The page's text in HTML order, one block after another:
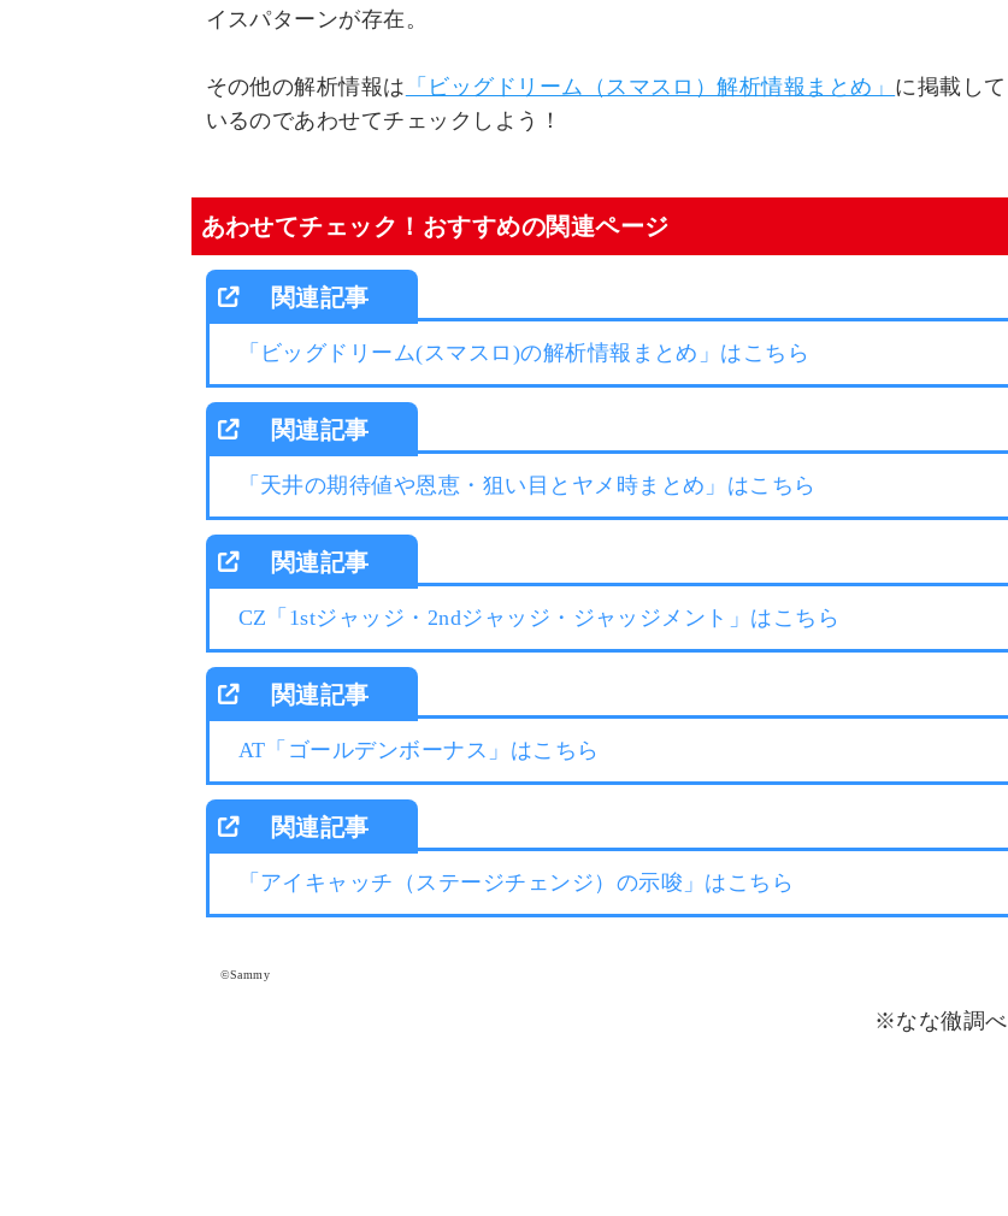
イスパターンが存在。
その他の解析情報は 「ビッグドリーム（スマスロ）解析情報まとめ」 に掲載して
いるのであわせてチェックしよう！
あわせてチェック！おすすめの関連ページ
「ビッグドリーム(スマスロ)の解析情報まとめ」はこちら
「天井の期待値や恩恵・狙い目とヤメ時まとめ」はこちら
CZ「1stジャッジ・2ndジャッジ・ジャッジメント」はこちら
AT「ゴールデンボーナス」はこちら
「アイキャッチ（ステージチェンジ）の示唆」はこちら
©Sammy
※なな徹調べ